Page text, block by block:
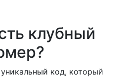
клубный
код, который